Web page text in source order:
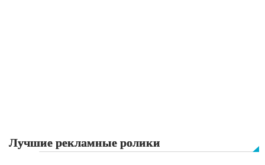
Лучшие рекламные ролики